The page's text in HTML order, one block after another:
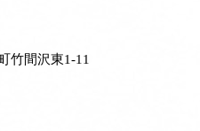
竹間沢東1-11